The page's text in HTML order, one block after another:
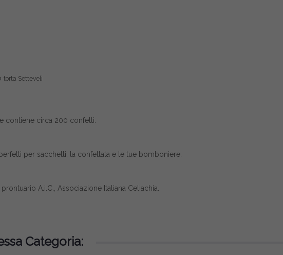
torta Setteveli
contiene circa 200 confetti.
per sacchetti, la confettata e le tue bomboniere.
A.i.C., Associazione Italiana Celiachia.
Categoria: